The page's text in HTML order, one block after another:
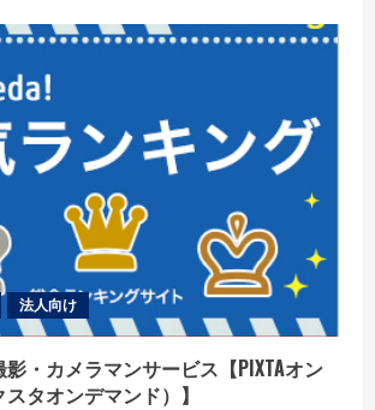
法人向け
・カメラマンサービス【PIXTAオン
タオンデマンド）】